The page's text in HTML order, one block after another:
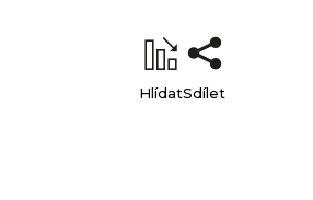
HlídatSdílet